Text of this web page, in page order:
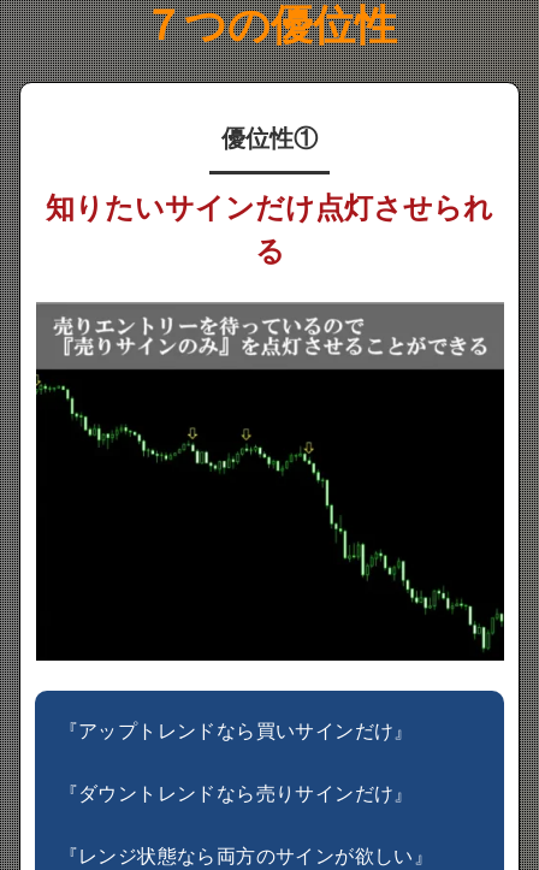
７つの優位性
優位性①
知りたいサインだけ点灯させられ
る
『アップトレンドなら買いサインだけ』
『ダウントレンドなら売りサインだけ』
『レンジ状態なら両方のサインが欲しい』